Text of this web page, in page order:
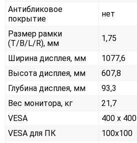
Антибликовое
покрытие
нет
Размер рамки
(T/B/L/R), мм
1,75
Ширина дисплея, мм
1077,6
Высота дисплея, мм
607,8
Глубина дисплея, мм
93,3
Вес монитора, кг
21,7
VESA
400 x 400
VESA для ПК
100x100